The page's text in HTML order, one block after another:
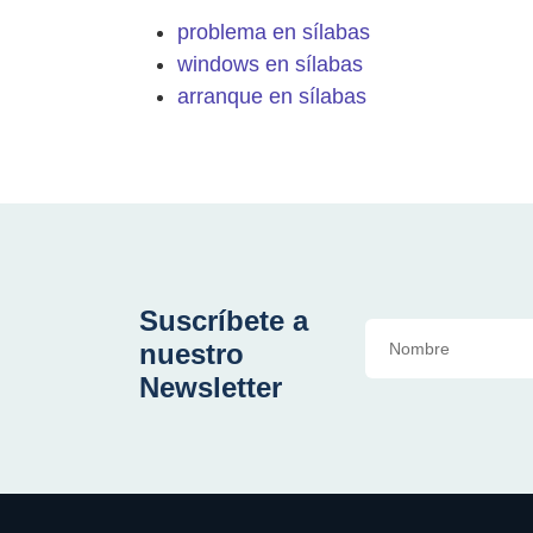
problema en sílabas
windows en sílabas
arranque en sílabas
Suscríbete a
nuestro
Newsletter